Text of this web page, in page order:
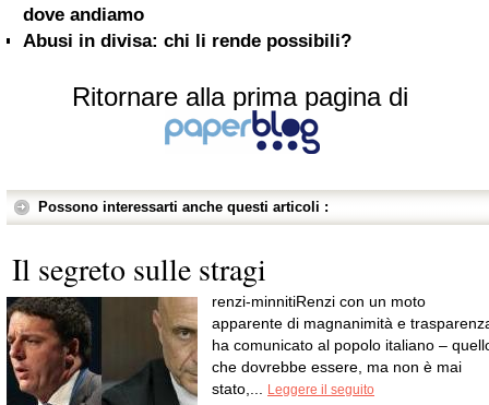
dove andiamo
Abusi in divisa: chi li rende possibili?
Ritornare alla prima pagina di
Possono interessarti anche questi articoli :
Il segreto sulle stragi
renzi-minnitiRenzi con un moto
apparente di magnanimità e
ha comunicato al popolo italiano –
che dovrebbe essere, ma non è mai
stato,...
Leggere il seguito